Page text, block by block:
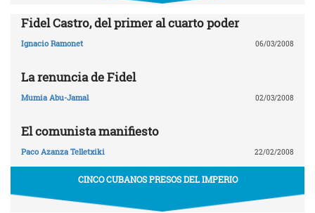
Fidel Castro, del primer al cuarto poder
Ignacio Ramonet 06/03/2008
La renuncia de Fidel
Mumia Abu-Jamal 02/03/2008
El comunista manifiesto
Paco Azanza Telletxiki 22/02/2008
CINCO CUBANOS PRESOS DEL IMPERIO